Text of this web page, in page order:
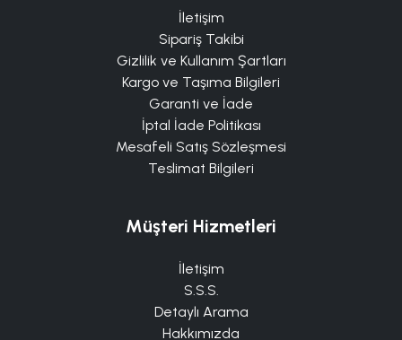
İletişim
Sipariş Takibi
Gizlilik ve Kullanım Şartları
Kargo ve Taşıma Bilgileri
Garanti ve İade
İptal İade Politikası
Mesafeli Satış Sözleşmesi
Teslimat Bilgileri
Müşteri Hizmetleri
İletişim
S.S.S.
Detaylı Arama
Hakkımızda